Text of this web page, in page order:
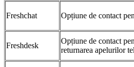
Freshchat Opțiune de contact
Freshdesk
Opțiune de contact
returnarea apelurilor